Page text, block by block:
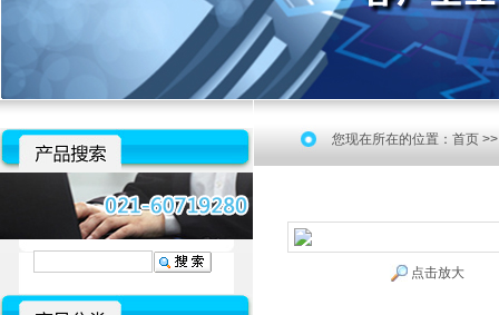
您现在所在的位置： 首页
点击放大